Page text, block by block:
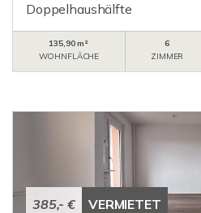
Doppelhaushälfte
135,90 m²
WOHNFLÄCHE
6
ZIMMER
385,- € VERMIETET